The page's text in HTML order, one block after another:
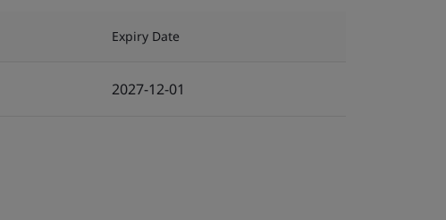
Expiry Date
2027-12-01